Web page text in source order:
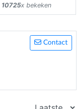
10725x bekeken
Contact